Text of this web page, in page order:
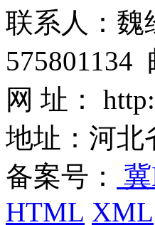
联系人：魏
575801134
网 址：
地址：河北
备案号：
HTML XML